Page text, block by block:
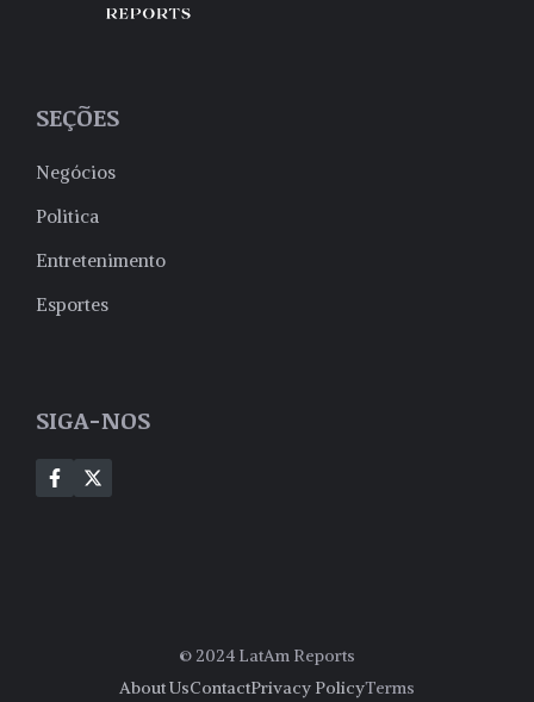
SEÇÕES
Negócios
Politica
Entretenimento
Esportes
SIGA-NOS
© 2024 LatAm Reports
About UsContactPrivacy PolicyTerms